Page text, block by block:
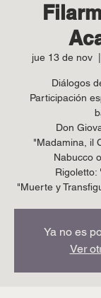
jue 13 de nov
  |
Diálogos
Participación
Don
"Madamina, il
Nabucco
Rigoletto:
"Muerte y
Ya no es
Ver